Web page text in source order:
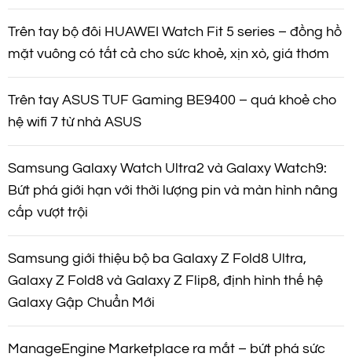
Trên tay bộ đôi HUAWEI Watch Fit 5 series – đồng hồ
mặt vuông có tất cả cho sức khoẻ, xịn xò, giá thơm
Trên tay ASUS TUF Gaming BE9400 – quá khoẻ cho
hệ wifi 7 từ nhà ASUS
Samsung Galaxy Watch Ultra2 và Galaxy Watch9:
Bứt phá giới hạn với thời lượng pin và màn hình nâng
cấp vượt trội
Samsung giới thiệu bộ ba Galaxy Z Fold8 Ultra,
Galaxy Z Fold8 và Galaxy Z Flip8, định hình thế hệ
Galaxy Gập Chuẩn Mới
ManageEngine Marketplace ra mắt – bứt phá sức